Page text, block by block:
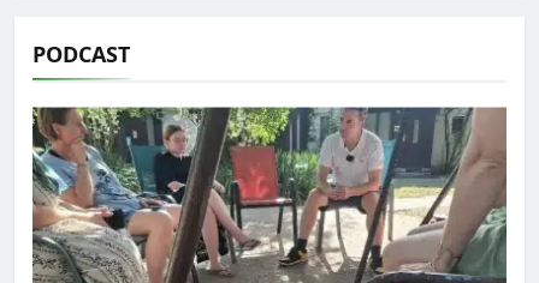
PODCAST